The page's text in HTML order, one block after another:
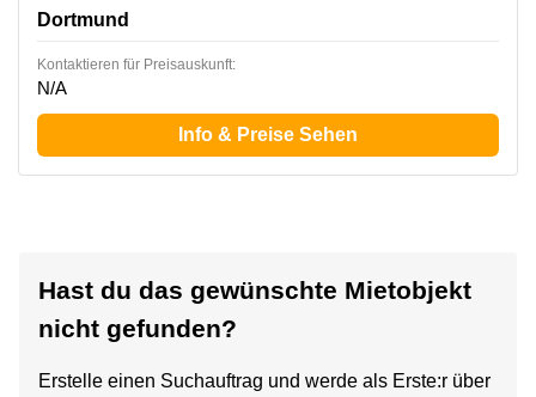
Dortmund
Kontaktieren für Preisauskunft:
N/A
Info & Preise Sehen
Hast du das gewünschte Mietobjekt
nicht gefunden?
Erstelle einen Suchauftrag und werde als Erste:r über